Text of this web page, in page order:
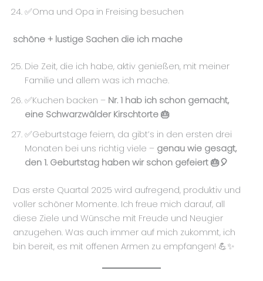
✅Oma und Opa in Freising besuchen
schöne + lustige Sachen die ich mache
Die Zeit, die ich habe, aktiv genießen, mit meiner
Familie und allem was ich mache.
✅Kuchen backen – Nr. 1 hab ich schon gemacht,
eine Schwarzwälder Kirschtorte 🎂
✅Geburtstage feiern, da gibt’s in den ersten drei
Monaten bei uns richtig viele – genau wie gesagt,
den 1. Geburtstag haben wir schon gefeiert 🎂🎈
Das erste Quartal 2025 wird aufregend, produktiv und
voller schöner Momente. Ich freue mich darauf, all
diese Ziele und Wünsche mit Freude und Neugier
anzugehen. Was auch immer auf mich zukommt, ich
bin bereit, es mit offenen Armen zu empfangen! 💪✨